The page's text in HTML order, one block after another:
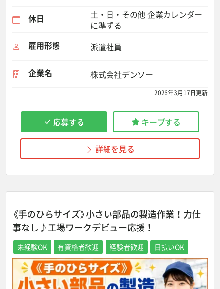
休日
土・日・その他 企業カレンダー
に準ずる
雇用形態
派遣社員
企業名 株式会社デンソー
2026年3月17日更新
応募する キープする
詳細を見る
《手のひらサイズ》小さい部品の製造作業！力仕
事なし♪工場ワークデビュー応援！
未経験OK 有資格者歓迎 経験者歓迎 日払いOK